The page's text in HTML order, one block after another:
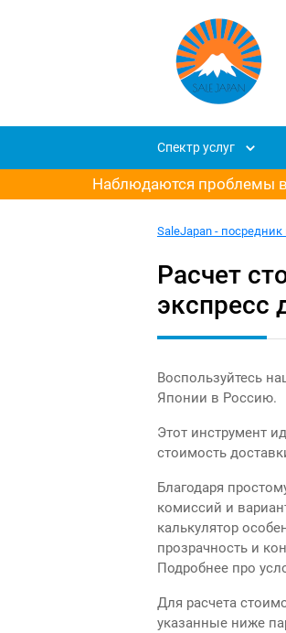
Спектр услуг
Наблюдаются проблемы в
SaleJapan -
Расчет
экспресс
Воспользуйтесь
Японии в Россию.
Этот инструмент
стоимость
Благодаря
комиссий и
калькулятор
прозрачность и
Подробнее про
Для расчета
указанные ниже